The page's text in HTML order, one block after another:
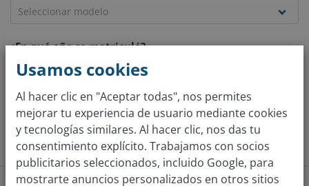
¿En qué año se matriculó?
Obtener tasación
Usamos cookies
Al hacer clic en "Aceptar todas", nos permites
mejorar tu experiencia de usuario mediante cookies
y tecnologías similares. Al hacer clic, nos das tu
consentimiento explícito. Trabajamos con socios
publicitarios seleccionados, incluido Google, para
mostrarte anuncios personalizados en otros sitios